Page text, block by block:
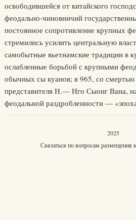
освободившейся от китайского
феодально-чиновничий
постоянное сопротивление крупных
стремились усилить центральную
самобытные вьетнамские традиции в
ослабленные борьбой с крупными
обычных сы куанов; в 965, со смертью
представителя Н.— Нго Сыонг Вана,
феодальной раздробленности —
2025
Связаться по вопросам размещения